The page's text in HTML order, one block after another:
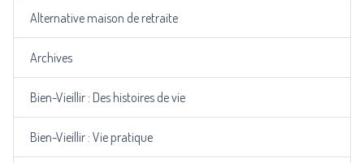
Alternative maison de retraite
Archives
Bien-Vieillir : Des histoires de vie
Bien-Vieillir : Vie pratique